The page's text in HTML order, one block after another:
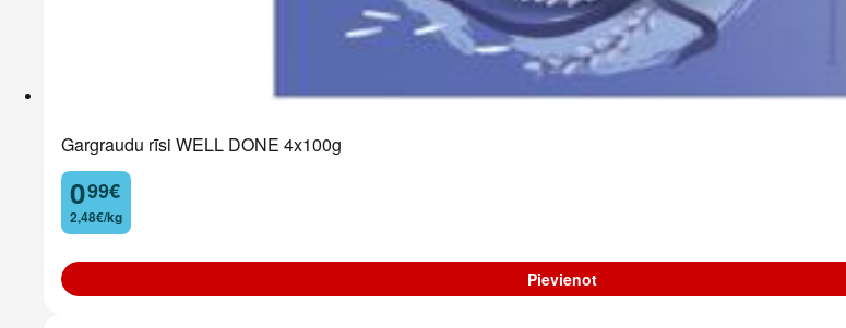
Gargraudu rīsi WELL DONE 4x100g
0
. 99€
2,48€/kg
Pievienot